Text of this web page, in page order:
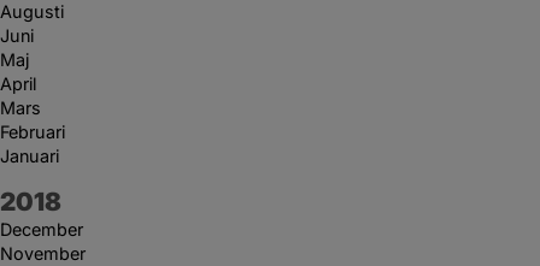
Augusti
Juni
Maj
April
Mars
Februari
Januari
År:
2018
December
November